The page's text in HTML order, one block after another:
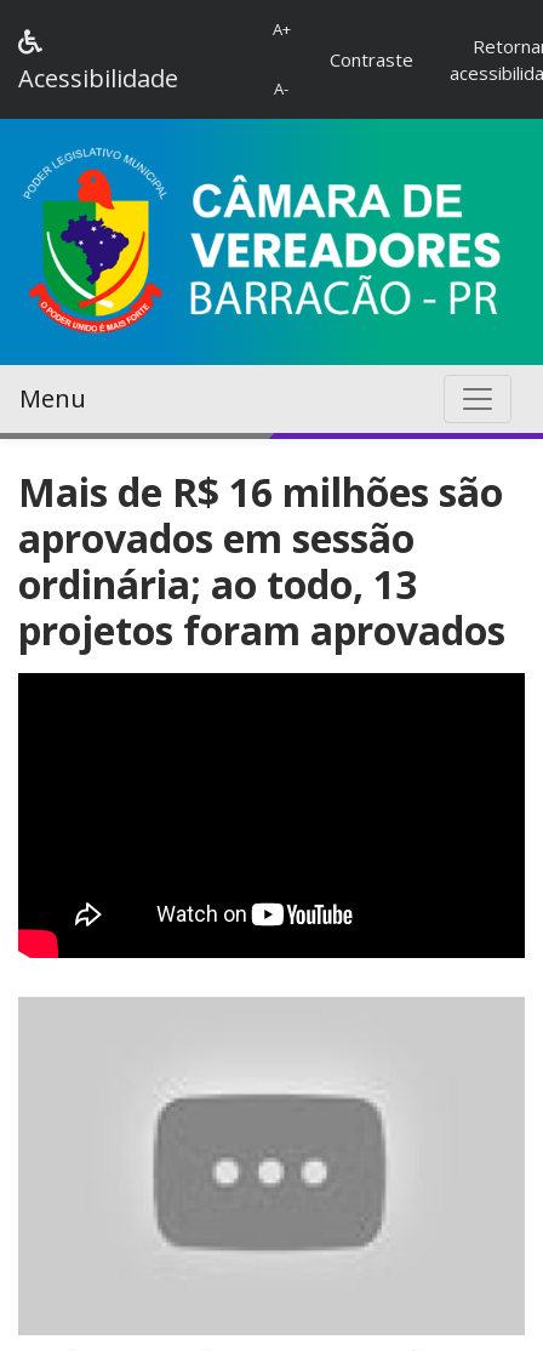
Acessibilidade
A+
A-
Contraste
Menu
Mais de R$ 16 milhões são
aprovados em sessão
ordinária; ao todo, 13
projetos foram aprovados